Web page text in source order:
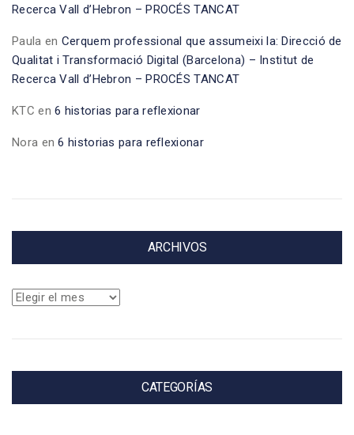
Recerca Vall d’Hebron – PROCÉS TANCAT
Paula en Cerquem professional que assumeixi la: Direcció de
Qualitat i Transformació Digital (Barcelona) – Institut de
Recerca Vall d’Hebron – PROCÉS TANCAT
KTC en6 historias para reflexionar
Nora en6 historias para reflexionar
ARCHIVOS
Archivos
CATEGORÍAS